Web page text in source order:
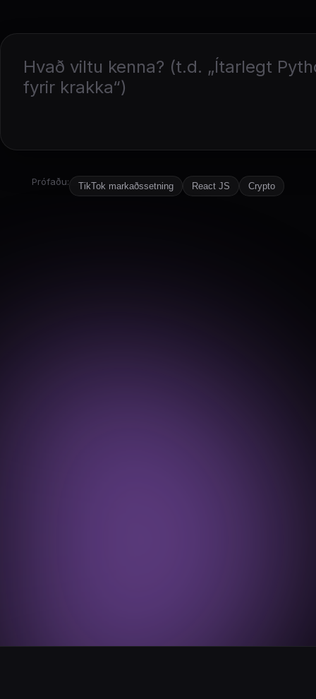
Prófaðu: TikTok markaðssetning React JS Crypto